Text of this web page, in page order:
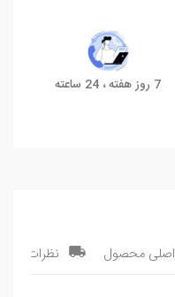
7 روز هفته ، 24 ساعته
محصول نظرات